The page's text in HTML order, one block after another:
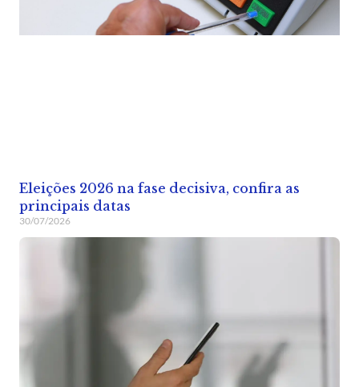
Eleições 2026 na fase decisiva, confira as
principais datas
30/07/2026